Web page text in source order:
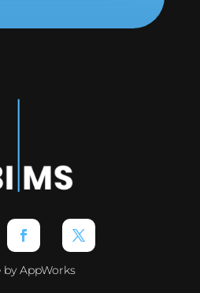
by AppWorks